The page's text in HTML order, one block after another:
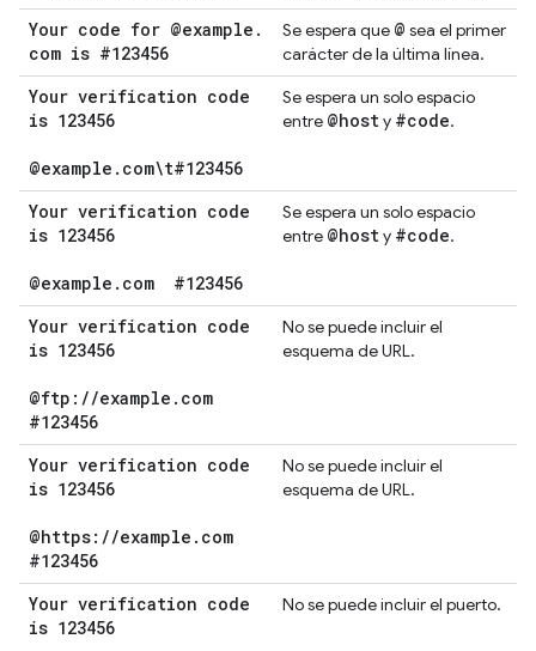
Your code for @example .
com is #123456
Se espera que @ sea el primer
carácter de la última línea.
Your verification code
is 123456
@example . com\t#123456
Se espera un solo espacio
entre @hosty #code.
Your verification code
is 123456
@example . com #123456
Se espera un solo espacio
entre @hosty #code.
Your verification code
is 123456
@ftp: //example . com
#123456
No se puede incluir el
esquema de URL.
Your verification code
is 123456
@https: //example . com
#123456
No se puede incluir el
esquema de URL.
Your verification code
is 123456
No se puede incluir el puerto.